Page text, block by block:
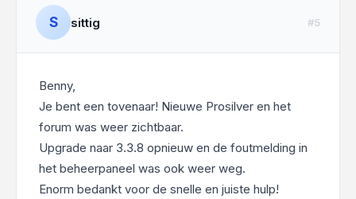
S sittig #5
Benny,
Je bent een tovenaar! Nieuwe Prosilver en het
forum was weer zichtbaar.
Upgrade naar 3.3.8 opnieuw en de foutmelding in
het beheerpaneel was ook weer weg.
Enorm bedankt voor de snelle en juiste hulp!